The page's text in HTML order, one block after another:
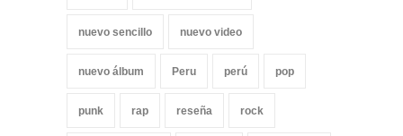
nuevo sencillo nuevo video
nuevo álbum Peru perú pop
punk rap reseña rock